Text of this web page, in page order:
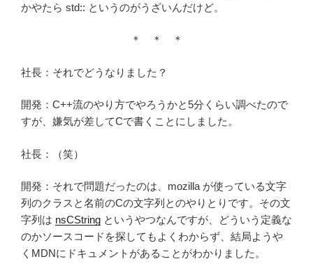
かやたら std:: というのがうざいんだけど。
＊ ＊ ＊
社長：それでどうなりました？
開発：C++流のやり方でやろうかと5分くらい調べたので
すが、嫌気が差してCで書くことにしました。
社長：（笑）
開発：それで問題だったのは、mozilla が使っている文字
列のクラスと名前のCの文字列とのやりとりです。その文
字列は nsCString というやつなんですが、どういう定義な
のかソースコードを探してもよくわからず、結局ようや
くMDNにドキュメントがあることがわかりました。